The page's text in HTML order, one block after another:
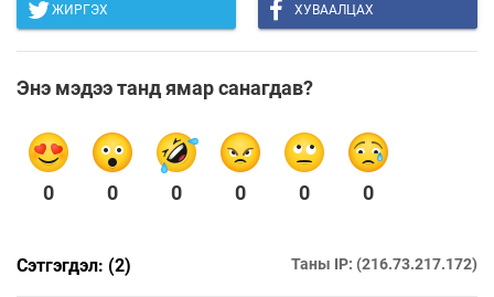
ЖИРГЭХ ХУВААЛЦАХ
Энэ мэдээ танд ямар санагдав?
0 0 0 0 0 0
Сэтгэгдэл: (2) Таны IP: (216.73.217.172)